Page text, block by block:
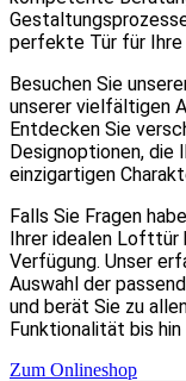
perfekte Tür für Ihre
Besuchen Sie
unserer vielfältigen
Entdecken Sie
Designoptionen, die
einzigartigen
Falls Sie Fragen
Ihrer idealen Lofttür
Verfügung. Unser
Auswahl der
und berät Sie zu
Funktionalität bis
Zum Onlineshop